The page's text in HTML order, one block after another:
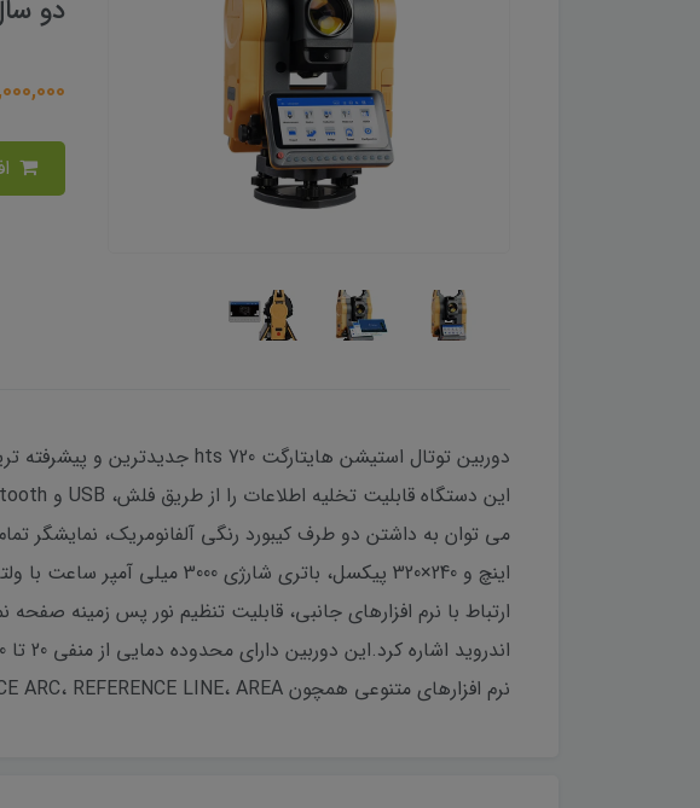
دو
نرم افزارهای متنوعی همچون RESECTION، STAKE OUT، SURVEY، TIE DISTANCE، COGO، REFERECE ARC، REFERENCE LINE، AREA و ROAD است